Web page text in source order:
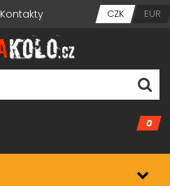
Kontakty CZK EUR
0